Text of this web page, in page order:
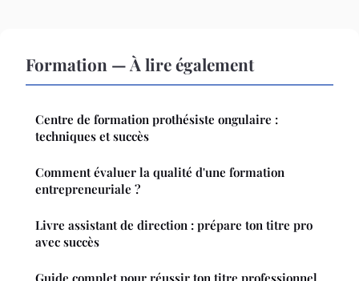
Formation — À lire également
Centre de formation prothésiste ongulaire :
techniques et succès
Comment évaluer la qualité d'une formation
entrepreneuriale ?
Livre assistant de direction : prépare ton titre pro
avec succès